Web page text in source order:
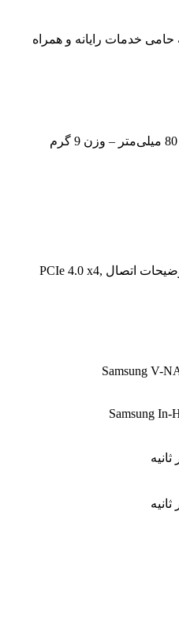
60 ماهه حامی خدمات رایانه و همراه
PCIe NVMe, توضیحات اتصال PCIe 4.0 x4,
Samsung V-
Samsung In-